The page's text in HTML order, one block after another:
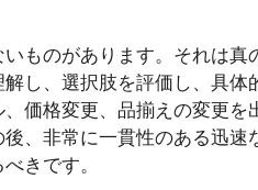
ものがあります。それは
し、選択肢を評価し、具
価格変更、品揃えの変更
、非常に一貫性のある迅
きです。